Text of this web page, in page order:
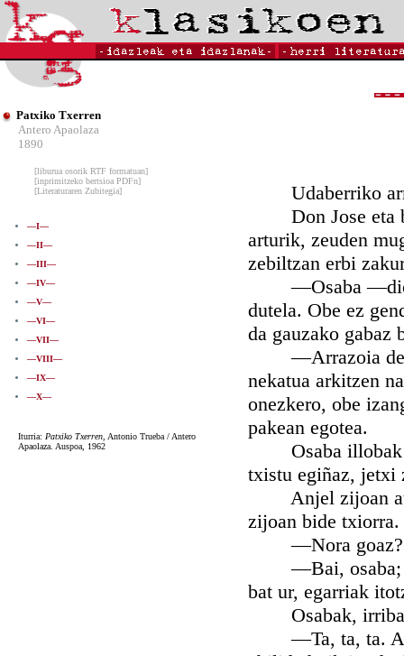
Patxiko Txerren
Antero Apaolaza
1890
[liburua osorik RTF formatuan]
[inprimitzeko bertsioa PDFn]
[Literaturaren Zubitegia]
—I—
—II—
—III—
—IV—
—V—
—VI—
—VII—
—VIII—
—IX—
—X—
Iturria: Patxiko Txerren , Antonio Trueba / Antero
Apaolaza. Auspoa, 1962
Udaberriko
Don Jose eta
arturik, zeuden
zebiltzan erbi
—Osaba —dio
dutela. Obe ez
da gauzako gabaz
—Arrazoia dek,
nekatua arkitzen
onezkero, obe
pakean egotea.
Osaba illobak
txistu egiñaz, jetxi
Anjel zijoan
zijoan bide txiorra.
—Nora goaz?
—Bai, osaba;
bat ur, egarriak
Osabak,
—Ta, ta, ta.